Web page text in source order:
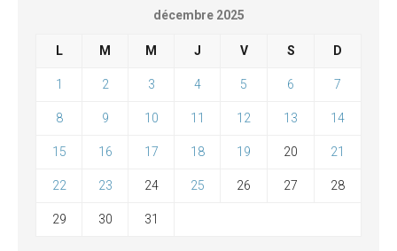
décembre 2025
L M M J V S D
1 2 3 4 5 6 7
8 9 10 11 12 13 14
15 16 17 18 19 20 21
22 23 24 25 26 27 28
29 30 31